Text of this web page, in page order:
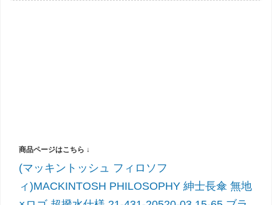
(マッキントッシュ フィロソフ
ィ)MACKINTOSH PHILOSOPHY 紳士長傘 無地